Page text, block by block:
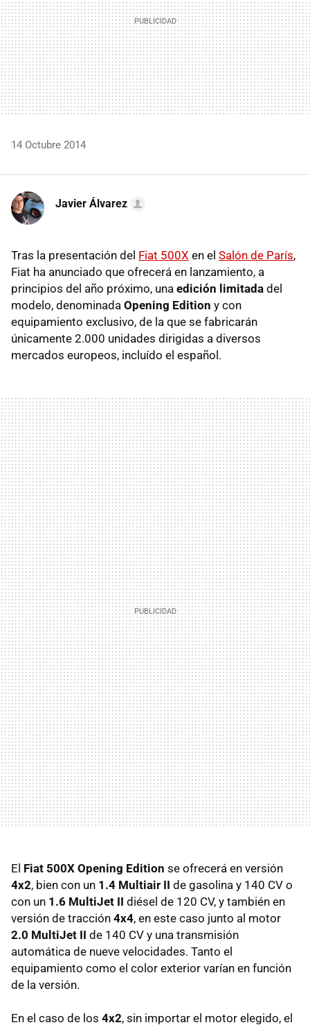
14 Octubre 2014
Javier Álvarez
Tras la presentación del Fiat 500X en el Salón de París,
Fiat ha anunciado que ofrecerá en lanzamiento, a
principios del año próximo, una edición limitada del
modelo, denominada Opening Edition y con
equipamiento exclusivo, de la que se fabricarán
únicamente 2.000 unidades dirigidas a diversos
mercados europeos, incluído el español.
El Fiat 500X Opening Edition se ofrecerá en versión
4x2, bien con un 1.4 Multiair II de gasolina y 140 CV o
con un 1.6 MultiJet II diésel de 120 CV, y también en
versión de tracción 4x4, en este caso junto al motor
2.0 MultiJet II de 140 CV y una transmisión
automática de nueve velocidades. Tanto el
equipamiento como el color exterior varían en función
de la versión.
En el caso de los 4x2, sin importar el motor elegido, el